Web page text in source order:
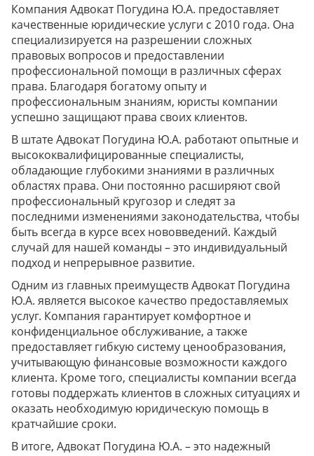
Компания Адвокат Погудина Ю.А. предоставляет
качественные юридические услуги с 2010 года. Она
специализируется на разрешении сложных
правовых вопросов и предоставлении
профессиональной помощи в различных сферах
права. Благодаря богатому опыту и
профессиональным знаниям, юристы компании
успешно защищают права своих клиентов.
В штате Адвокат Погудина Ю.А. работают опытные и
высококвалифицированные специалисты,
обладающие глубокими знаниями в различных
областях права. Они постоянно расширяют свой
профессиональный кругозор и следят за
последними изменениями законодательства, чтобы
быть всегда в курсе всех нововведений. Каждый
случай для нашей команды – это индивидуальный
подход и непрерывное развитие.
Одним из главных преимуществ Адвокат Погудина
Ю.А. является высокое качество предоставляемых
услуг. Компания гарантирует комфортное и
конфиденциальное обслуживание, а также
предоставляет гибкую систему ценообразования,
учитывающую финансовые возможности каждого
клиента. Кроме того, специалисты компании всегда
готовы поддержать клиентов в сложных ситуациях и
оказать необходимую юридическую помощь в
кратчайшие сроки.
В итоге, Адвокат Погудина Ю.А. – это надежный